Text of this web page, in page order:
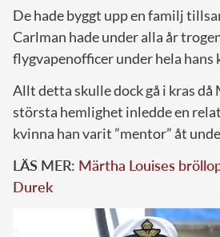
De hade byggt upp en familj
Carlman hade under alla år
flygvapenofficer under hela hans
Allt detta skulle dock gå i kras då
största hemlighet inledde en
kvinna han varit ”mentor” åt
LÄS MER: Märtha Louises
Durek